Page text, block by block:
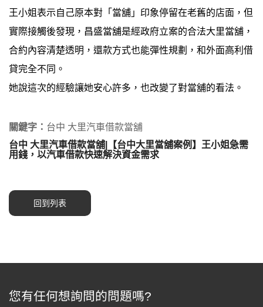
王小姐表示自己原本對「當舖」印象停留在老舊的店面，但
實際接觸後發現，昌盛當舖是經政府立案的合法大里當舖，
合約內容清楚透明，還款方式也能彈性規劃，和外面高利借
貸完全不同。
她說這次的經驗讓她安心許多，也改變了對當舖的看法。
關鍵字： 台中 大里汽車借款當舖
台中 大里汽車借款當舖|【台中大里當舖案例】王小姐急需
用錢，以汽車借款快速解決資金需求
回到列表
您有任何想詢問的問題嗎?